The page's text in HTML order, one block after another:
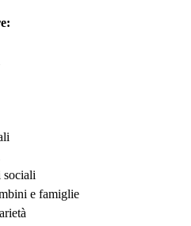
sociali
e famiglie